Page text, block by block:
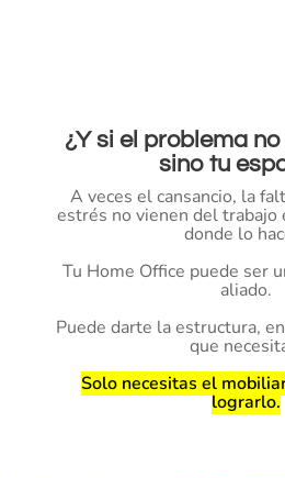
¿Y si el problema
sino tu
A veces el cansancio, la
estrés no vienen del trabajo
donde lo
Tu Home Office puede ser
aliado.
Puede darte la estructura,
que
Solo necesitas el
lograrlo.